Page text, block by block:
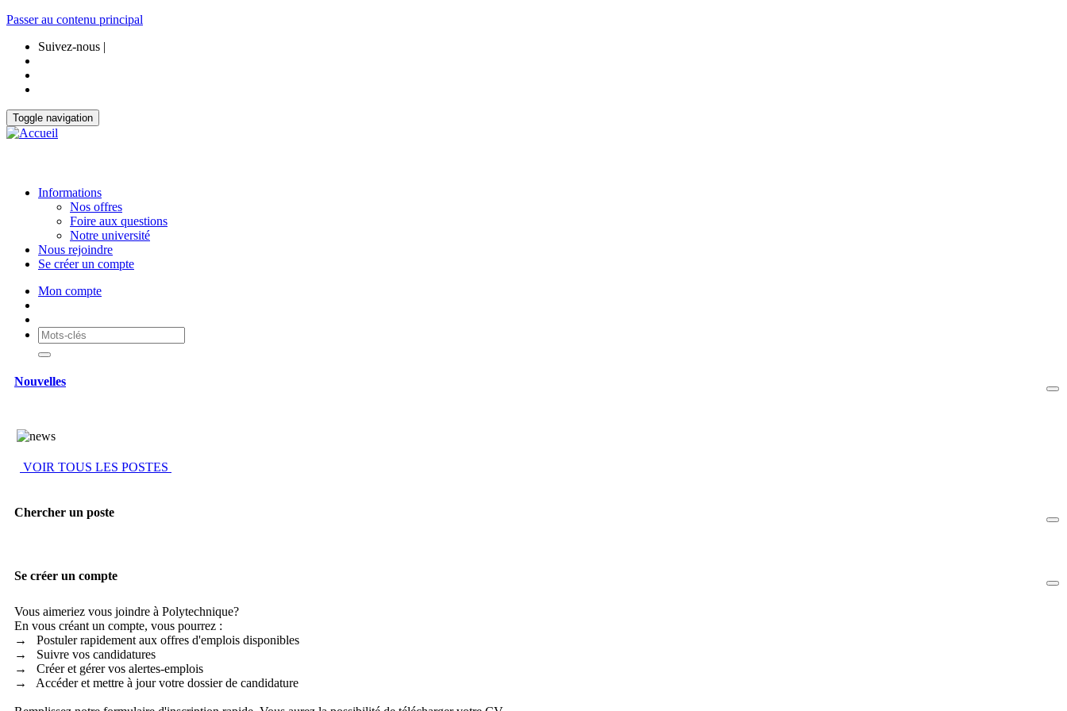
Passer au contenu principal
Suivez-nous |
Toggle navigation
Informations
Nos offres
Foire aux questions
Notre université
Nous rejoindre
Se créer un compte
Mon compte
Nouvelles
VOIR TOUS LES POSTES
Chercher un poste
Se créer un compte
Vous aimeriez vous joindre à Polytechnique?
En vous créant un compte, vous pourrez :
→ Postuler rapidement aux offres d'emplois disponibles
→ Suivre vos candidatures
→ Créer et gérer vos alertes-emplois
→ Accéder et mettre à jour votre dossier de candidature